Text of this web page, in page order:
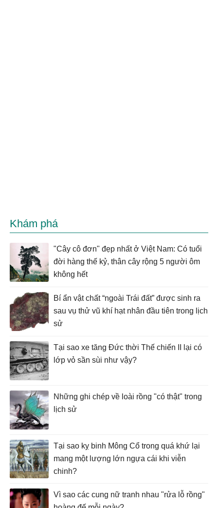
Khám phá
"Cây cô đơn" đẹp nhất ở Việt Nam: Có tuổi
đời hàng thế kỷ, thân cây rộng 5 người ôm
không hết
Bí ẩn vật chất “ngoài Trái đất” được sinh ra
sau vụ thử vũ khí hạt nhân đầu tiên trong lịch
sử
Tại sao xe tăng Đức thời Thế chiến II lại có
lớp vỏ sần sùi như vậy?
Những ghi chép về loài rồng "có thật" trong
lịch sử
Tại sao kỵ binh Mông Cổ trong quá khứ lại
mang một lượng lớn ngựa cái khi viễn
chinh?
Vì sao các cung nữ tranh nhau "rửa lỗ rồng"